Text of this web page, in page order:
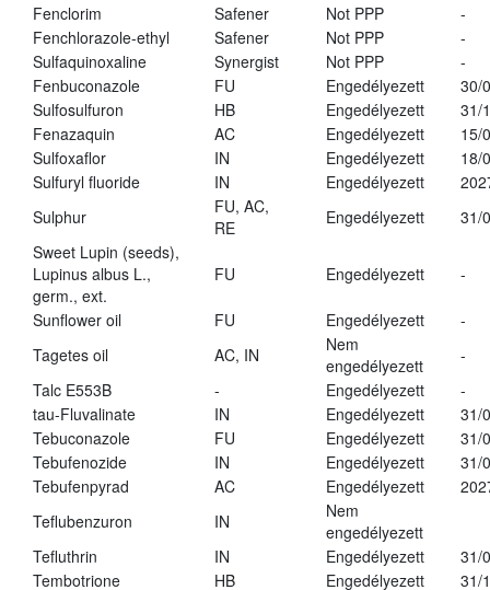
Fenclorim
Safener Not PPP
-
Fenchlorazole-ethyl
Safener Not PPP
-
Sulfaquinoxaline
Synergist Not PPP
-
Fenbuconazole
FU Engedélyezett
30/
Sulfosulfuron
HB Engedélyezett
31/
Fenazaquin
AC Engedélyezett
15/
Sulfoxaflor
IN Engedélyezett
18/
Sulfuryl fluoride
IN Engedélyezett
Sulphur
FU, AC,
RE
Engedélyezett
31/
Sweet Lupin (seeds),
Lupinus albus L.,
germ., ext.
FU Engedélyezett -
Sunflower oil FU Engedélyezett
-
Tagetes oil
AC, IN
Nem
engedélyezett
-
Talc E553B
- Engedélyezett
-
tau-Fluvalinate
IN Engedélyezett
31/
Tebuconazole
FU Engedélyezett
31/
Tebufenozide
IN Engedélyezett
31/
Tebufenpyrad
AC Engedélyezett
Teflubenzuron
IN
Nem
engedélyezett
Tefluthrin
IN Engedélyezett
31/
Tembotrione
HB Engedélyezett
31/